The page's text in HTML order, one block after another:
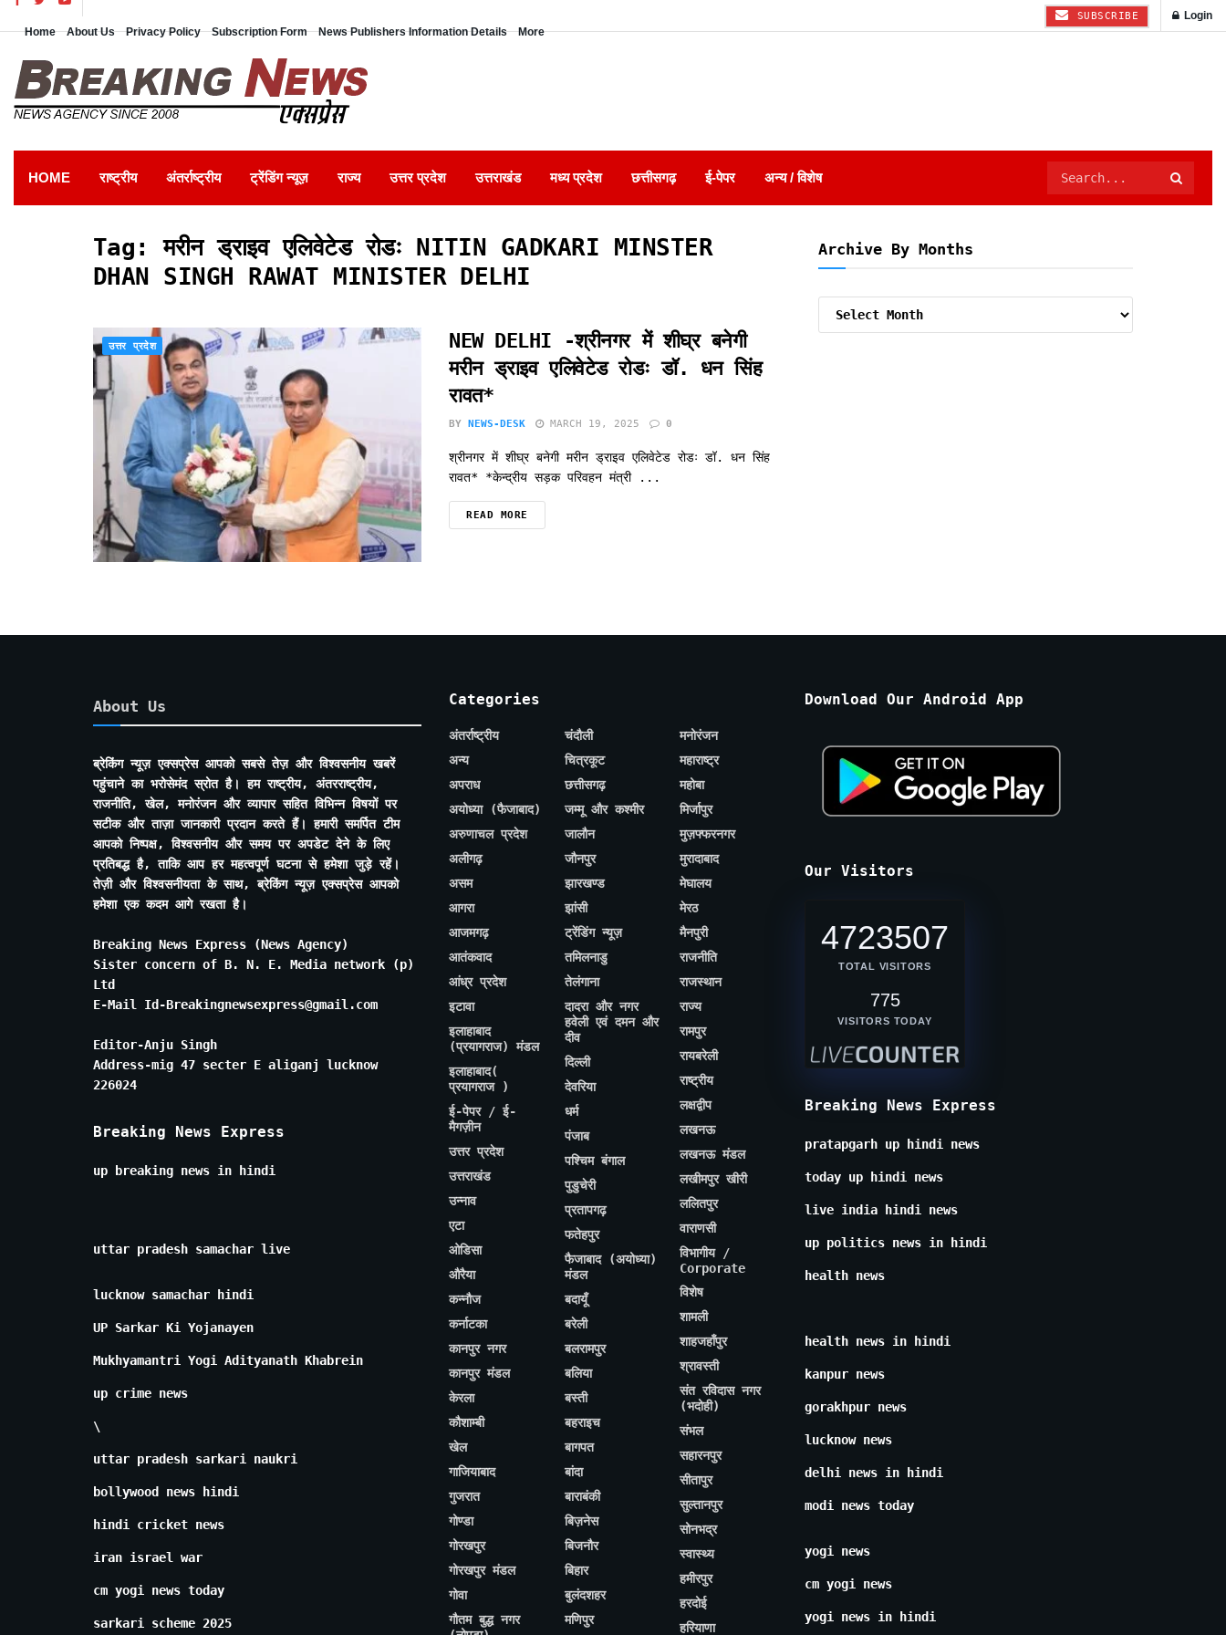
Home About Us Privacy Policy Subscription Form News Publishers Information Details More
SUBSCRIBE Login
HOME राष्ट्रीय अंतर्राष्ट्रीय ट्रेंडिंग न्यूज़ राज्य उत्तर प्रदेश उत्तराखंड मध्य प्रदेश छत्तीसगढ़ ई-पेपर अन्य / विशेष
Tag:मरीन ड्राइव एलिवेटेड रोडः NITIN GADKARI MINSTER
DHAN SINGH RAWAT MINISTER DELHI
उत्तर प्रदेश
NEW DELHI -श्रीनगर में शीघ्र बनेगी
मरीन ड्राइव एलिवेटेड रोडः डॉ. धन सिंह
रावत*
BY NEWS-DESK MARCH 19, 2025 0
श्रीनगर में शीघ्र बनेगी मरीन ड्राइव एलिवेटेड रोडः डॉ. धन सिंह
रावत* *केन्द्रीय सड़क परिवहन मंत्री ...
READ MORE
Archive By Months
About Us
ब्रेकिंग न्यूज़ एक्सप्रेस आपको सबसे तेज़ और विश्वसनीय खबरें
पहुंचाने का भरोसेमंद स्रोत है। हम राष्ट्रीय, अंतरराष्ट्रीय,
राजनीति, खेल, मनोरंजन और व्यापार सहित विभिन्न विषयों पर
सटीक और ताज़ा जानकारी प्रदान करते हैं। हमारी समर्पित टीम
आपको निष्पक्ष, विश्वसनीय और समय पर अपडेट देने के लिए
प्रतिबद्ध है, ताकि आप हर महत्वपूर्ण घटना से हमेशा जुड़े रहें।
तेज़ी और विश्वसनीयता के साथ, ब्रेकिंग न्यूज़ एक्सप्रेस आपको
हमेशा एक कदम आगे रखता है।
Breaking News Express (News Agency)
Sister concern of B. N. E. Media network (p)
Ltd
E-Mail Id-Breakingnewsexpress@gmail.com
Editor-Anju Singh
Address-mig 47 secter E aliganj lucknow
226024
Breaking News Express
up breaking news in hindi
uttar pradesh samachar live
lucknow samachar hindi
UP Sarkar Ki Yojanayen
Mukhyamantri Yogi Adityanath Khabrein
up crime news
\
uttar pradesh sarkari naukri
bollywood news hindi
hindi cricket news
iran israel war
cm yogi news today
sarkari scheme 2025
Categories
अंतर्राष्ट्रीय
अन्य
अपराध
अयोध्या (फैजाबाद)
अरुणाचल प्रदेश
अलीगढ़
असम
आगरा
आजमगढ़
आतंकवाद
आंध्र प्रदेश
इटावा
इलाहाबाद
(प्रयागराज) मंडल
इलाहाबाद(
प्रयागराज )
ई-पेपर / ई-
मैगज़ीन
उत्तर प्रदेश
उत्तराखंड
उन्नाव
एटा
ओडिसा
औरैया
कन्नौज
कर्नाटका
कानपुर नगर
कानपुर मंडल
केरला
कौशाम्बी
खेल
गाजियाबाद
गुजरात
गोण्डा
गोरखपुर
गोरखपुर मंडल
गोवा
गौतम बुद्ध नगर
चंदौली
चित्रकूट
छत्तीसगढ़
जम्मू और कश्मीर
जालौन
जौनपुर
झारखण्ड
झांसी
ट्रेंडिंग न्यूज़
तमिलनाडु
तेलंगाना
दादरा और नगर
हवेली एवं दमन और
दीव
दिल्ली
देवरिया
धर्म
पंजाब
पश्चिम बंगाल
पुडुचेरी
प्रतापगढ़
फतेहपुर
फैजाबाद (अयोध्या)
मंडल
बदायूँ
बरेली
बलरामपुर
बलिया
बस्ती
बहराइच
बागपत
बांदा
बाराबंकी
बिज़नेस
बिजनौर
बिहार
बुलंदशहर
मणिपुर
मनोरंजन
महाराष्ट्र
महोबा
मिर्जापुर
मुज़फ्फरनगर
मुरादाबाद
मेघालय
मेरठ
मैनपुरी
राजनीति
राजस्थान
राज्य
रामपुर
रायबरेली
राष्ट्रीय
लक्षद्वीप
लखनऊ
लखनऊ मंडल
लखीमपुर खीरी
ललितपुर
वाराणसी
विभागीय /
Corporate
विशेष
शामली
शाहजहाँपुर
श्रावस्ती
संत रविदास नगर
(भदोही)
संभल
सहारनपुर
सीतापुर
सुल्तानपुर
सोनभद्र
स्वास्थ्य
हमीरपुर
हरदोई
हरियाणा
Download Our Android App
Our Visitors
4723507
TOTAL VISITORS
775
VISITORS TODAY
Breaking News Express
pratapgarh up hindi news
today up hindi news
live india hindi news
up politics news in hindi
health news
health news in hindi
kanpur news
gorakhpur news
lucknow news
delhi news in hindi
modi news today
yogi news
cm yogi news
yogi news in hindi